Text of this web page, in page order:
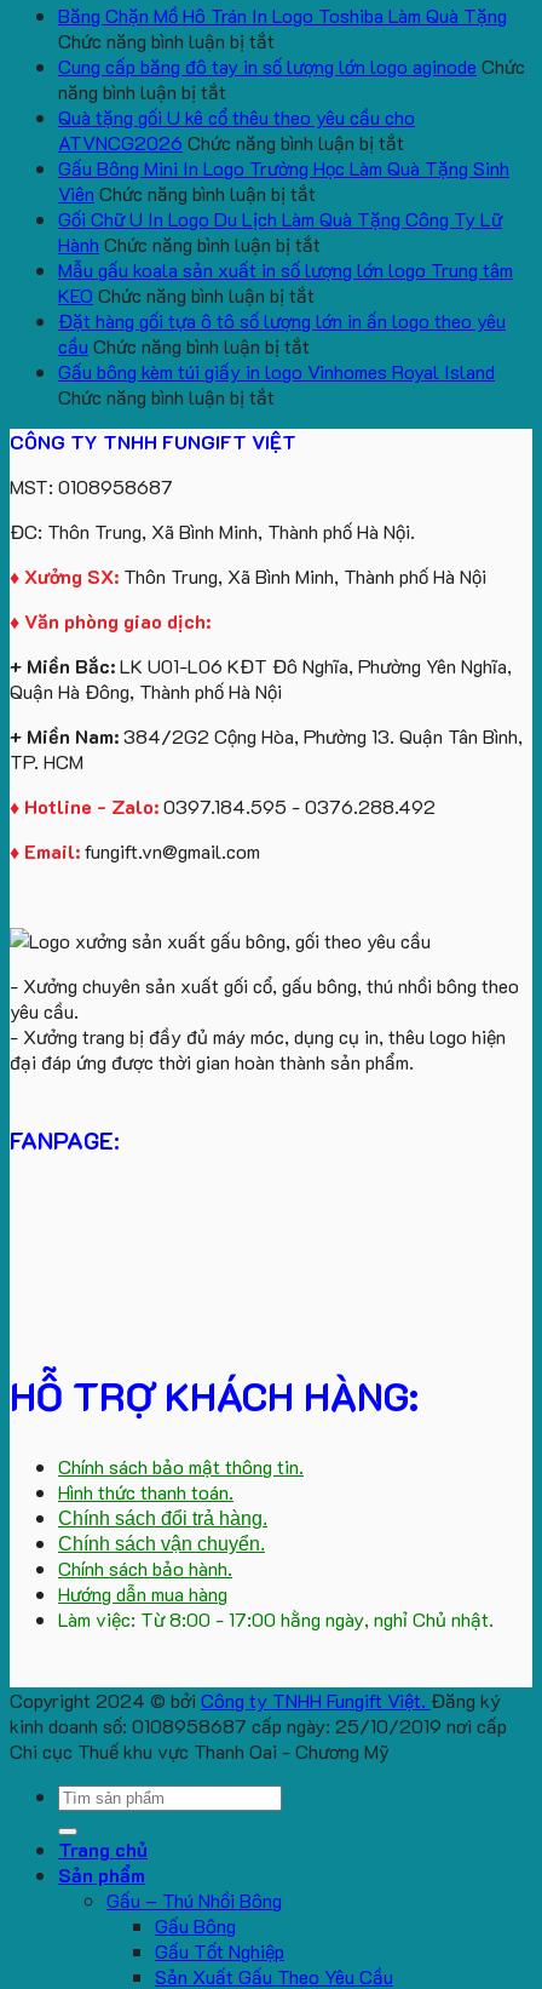
Băng Chặn Mồ Hô Trán In Logo Toshiba Làm Quà Tặng
Chức năng bình luận bị tắt
Băng
Mồ
Hô
Trán
In
Logo
Toshiba
Làm
Quà
Tặng
Cung cấp băng đô tay in số lượng lớn logo aginode Chức
năng bình luận bị tắt
Cung
cấp
băng
đô
tay
in
số
lượng
lớn
logo
aginode
Quà tặng gối U kê cổ thêu theo yêu cầu cho
ATVNCG2026 Chức năng bình luận bị tắt
Quà
gối
kê
thêu
yêu
Gấu Bông Mini In Logo Trường Học Làm Quà Tặng Sinh
Viên Chức năng bình luận bị tắt
Gấu
Bông
Mini
Logo
Học
Gối Chữ U In Logo Du Lịch Làm Quà Tặng Công Ty Lữ
Hành Chức năng bình luận bị tắt
Gối
U
Logo
Công
Ty
Lữ
Mẫu gấu koala sản xuất in số lượng lớn logo Trung tâm
KEO Chức năng bình luận bị tắt
Mẫu
koala
lớn
logo
Trung
Đặt hàng gối tựa ô tô số lượng lớn in ấn logo theo yêu
cầu Chức năng bình luận bị tắt
Đặt
số
lượng
lớn
theo
cầu
Gấu bông kèm túi giấy in logo Vinhomes Royal Island
Chức năng bình luận bị tắt
bông
giấy
in
logo
CÔNG TY TNHH FUNGIFT VIỆT
MST: 0108958687
ĐC: Thôn Trung, Xã Bình Minh, Thành phố Hà Nội.
♦ Xưởng SX: Thôn Trung, Xã Bình Minh, Thành phố Hà Nội
♦ Văn phòng giao dịch:
+ Miền Bắc:LK U01-L06 KĐT Đô Nghĩa, Phường Yên Nghĩa,
Quận Hà Đông, Thành phố Hà Nội
+ Miền Nam:384/2G2 Cộng Hòa, Phường 13. Quận Tân Bình,
TP. HCM
♦ Hotline - Zalo:0397.184.595 - 0376.288.492
♦ Email:fungift.vn@gmail.com
- Xưởng chuyên sản xuất gối cổ, gấu bông, thú nhồi bông theo
yêu cầu.
- Xưởng trang bị đầy đủ máy móc, dụng cụ in, thêu logo hiện
đại đáp ứng được thời gian hoàn thành sản phẩm.
FANPAGE:
HỖ TRỢ KHÁCH HÀNG:
Chính sách bảo mật thông tin.
Hình thức thanh toán.
Chính sách đổi trả hàng.
Chính sách vận chuyển.
Chính sách bảo hành.
Hướng dẫn mua hàng
Làm việc: Từ 8:00 - 17:00 hằng ngày, nghỉ Chủ nhật.
Copyright 2024 © bởi Công ty TNHH Fungift Việt. Đăng ký
kinh doanh số: 0108958687 cấp ngày: 25/10/2019 nơi cấp
Chi cục Thuế khu vực Thanh Oai - Chương Mỹ
Search
Trang chủ
Sản phẩm
Gấu – Thú Nhồi Bông
Gấu Bông
Gấu Tốt Nghiệp
Sản Xuất Gấu Theo Yêu Cầu